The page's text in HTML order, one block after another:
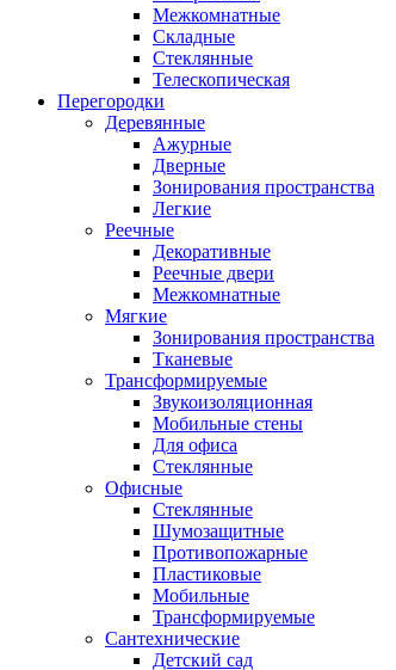
Межкомнатные
Складные
Стеклянные
Телескопическая
Перегородки
Деревянные
Ажурные
Дверные
Зонирования пространства
Легкие
Реечные
Декоративные
Реечные двери
Межкомнатные
Мягкие
Зонирования пространства
Тканевые
Трансформируемые
Звукоизоляционная
Мобильные стены
Для офиса
Стеклянные
Офисные
Стеклянные
Шумозащитные
Противопожарные
Пластиковые
Мобильные
Трансформируемые
Сантехнические
Детский сад